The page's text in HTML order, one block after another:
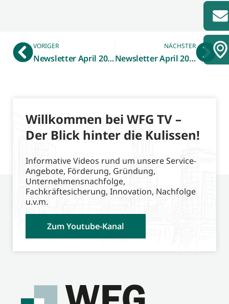
VORIGER
Newsletter April 2020 – Förderbescheid für Ahaus trotz Corona-Krise: Der Breitbandausbau geht voran
NÄCHSTER
Newsletter April 2020 – Beratungsleistungen fördern lassen: Kostenübernahme kann beim BAFA beantragt werden
Willkommen bei WFG TV –
Der Blick hinter die Kulissen!
Informative Videos rund um unsere Service-
Angebote, Förderung, Gründung,
Unternehmensnachfolge,
Fachkräftesicherung, Innovation, Nachfolge
u.v.m.
Zum Youtube-Kanal